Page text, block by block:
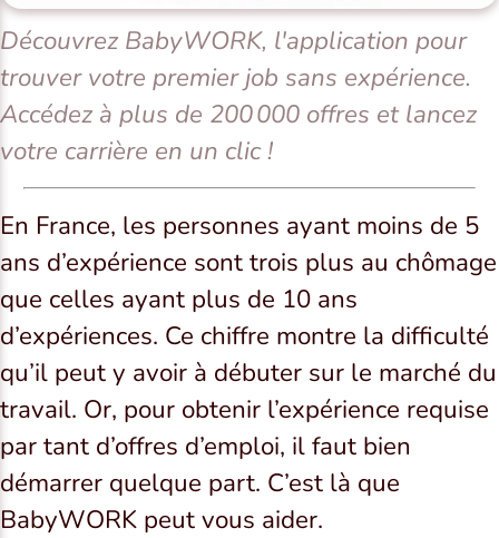
Découvrez BabyWORK, l'application pour
trouver votre premier job sans expérience.
Accédez à plus de 200 000 offres et lancez
votre carrière en un clic !
En France, les personnes ayant moins de 5
ans d’expérience sont trois plus au chômage
que celles ayant plus de 10 ans
d’expériences. Ce chiffre montre la difficulté
qu’il peut y avoir à débuter sur le marché du
travail. Or, pour obtenir l’expérience requise
par tant d’offres d’emploi, il faut bien
démarrer quelque part. C’est là que
BabyWORK peut vous aider.